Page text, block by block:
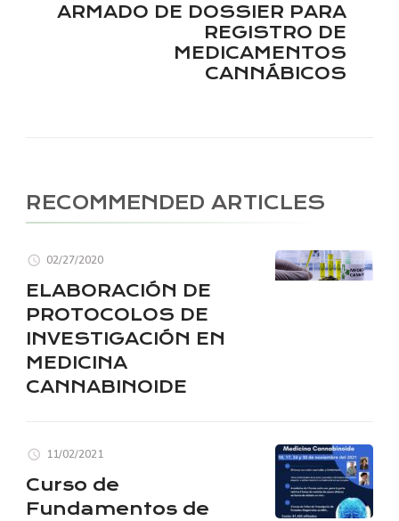
ARMADO DE DOSSIER PARA
REGISTRO DE
MEDICAMENTOS
CANNÁBICOS
RECOMMENDED ARTICLES
02/27/2020
ELABORACIÓN DE
PROTOCOLOS DE
INVESTIGACIÓN EN
MEDICINA
CANNABINOIDE
11/02/2021
Curso de
Fundamentos de